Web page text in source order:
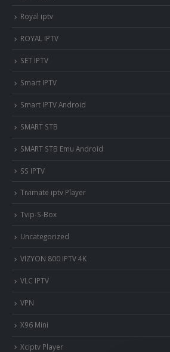
Royal iptv
ROYAL IPTV
SET IPTV
Smart IPTV
Smart IPTV Android
SMART STB
SMART STB Emu Android
SS IPTV
Tivimate iptv Player
Tvip-S-Box
Uncategorized
VIZYON 800 IPTV 4K
VLC IPTV
VPN
X96 Mini
Xciptv Player